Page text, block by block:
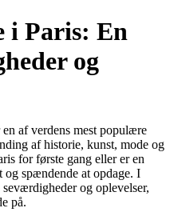
i Paris: En
og
af verdens mest populære
af historie, kunst, mode og
for første gang eller er en
og spændende at opdage. I
og oplevelser,
på.